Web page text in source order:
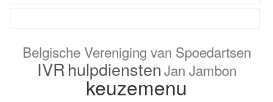
Belgische Vereniging van Spoedartsen
IVRhulpdienstenJan Jambon
keuzemenu